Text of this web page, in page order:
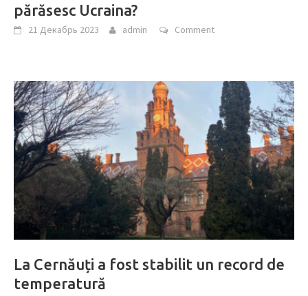
părăsesc Ucraina?
21 Декабрь 2023 admin Comment
La Cernăuți a fost stabilit un record de
temperatură